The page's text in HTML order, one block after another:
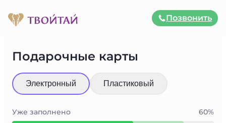
Позвонить
Подарочные карты
Электронный Пластиковый
Уже заполнено 60%